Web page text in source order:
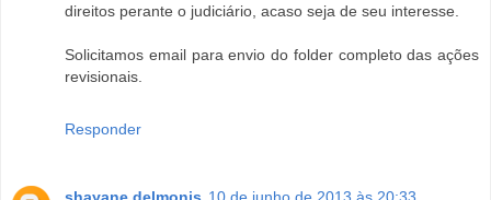
direitos perante o judiciário, acaso seja de seu interesse.
Solicitamos email para envio do folder completo das ações
revisionais.
Responder